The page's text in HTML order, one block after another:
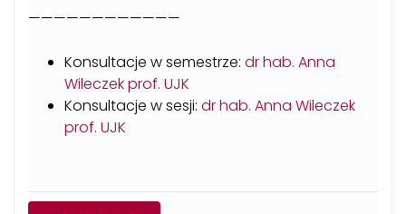
————————————
Konsultacje w semestrze: dr hab. Anna
Wileczek prof. UJK
Konsultacje w sesji: dr hab. Anna Wileczek
prof. UJK